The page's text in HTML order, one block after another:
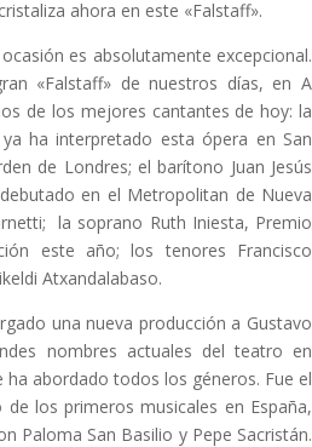
ahora en este «Falstaff».
es absolutamente excepcional.
«Falstaff» de nuestros días, en A
de los mejores cantantes de hoy: la
ha interpretado esta ópera en San
de Londres; el barítono Juan Jesús
en el Metropolitan de Nueva
la soprano Ruth Iniesta, Premio
este año; los tenores Francisco
Atxandalabaso.
una nueva producción a Gustavo
nombres actuales del teatro en
ha abordado todos los géneros. Fue el
los primeros musicales en España,
Paloma San Basilio y Pepe Sacristán.